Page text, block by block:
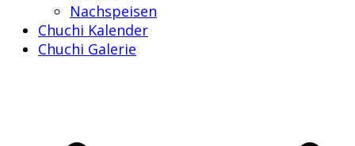
Nachspeisen
Chuchi Kalender
Chuchi Galerie